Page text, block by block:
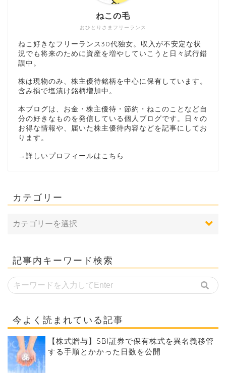
おひとりさまフリーランス
ねこの毛
ねこ好きなフリーランス30代独女。収入が不安定な状
況でも将来のために資産を増やしていこうと日々試行錯
誤中。
株は現物のみ、株主優待銘柄を中心に保有しています。
含み損で塩漬け銘柄増加中。
本ブログは、お金・株主優待・節約・ねこのことなど自
分の好きなものを発信している個人ブログです。日々の
お得な情報や、届いた株主優待内容などを記事にしてお
ります。
→ 詳しいプロフィールはこちら
カテゴリー
記事内キーワード検索
今よく読まれている記事
【株式贈与】SBI証券で保有株式を異名義移管
する手順とかかった日数を公開